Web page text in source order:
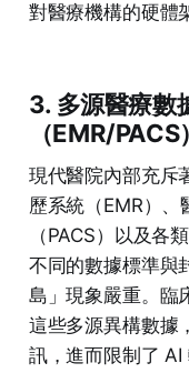
對醫療機構的硬體
3. 多源醫療數
（EMR/
現代醫院內部充斥
歷系統（EMR）
（PACS）以及各
不同的數據標準與
島」現象嚴重。臨
這些多源異構數據
訊，進而限制了